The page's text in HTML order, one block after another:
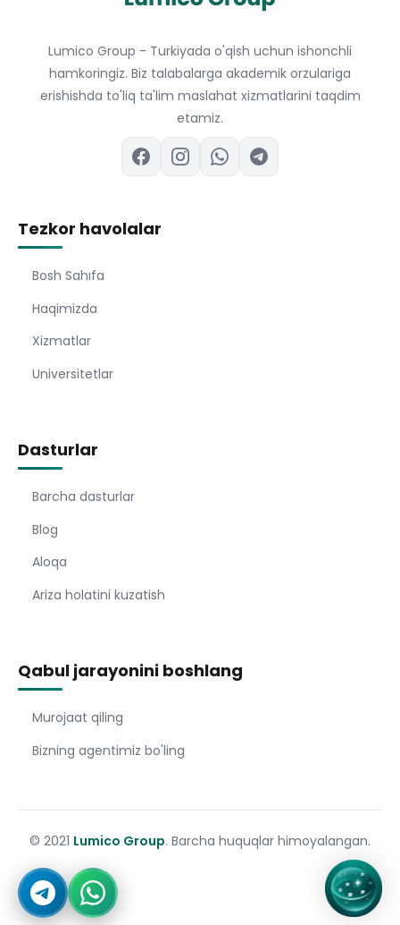
Lumico Group - Turkiyada o'qish uchun ishonchli
hamkoringiz. Biz talabalarga akademik orzulariga
erishishda to'liq ta'lim maslahat xizmatlarini taqdim
etamiz.
Tezkor havolalar
Bosh Sahıfa
Haqimizda
Xizmatlar
Universitetlar
Dasturlar
Barcha dasturlar
Blog
Aloqa
Ariza holatini kuzatish
Qabul jarayonini boshlang
Murojaat qiling
Bizning agentimiz bo'ling
© 2021 Lumico Group. Barcha huquqlar himoyalangan.